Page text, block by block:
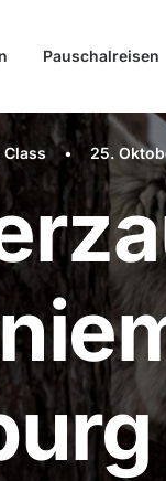
Pauschalreisen
Class • 25.